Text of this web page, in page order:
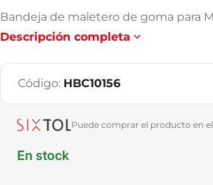
Bandeja de maletero de goma para
Descripción completa
Código: HBC10156
Puede comprar el producto en
En stock